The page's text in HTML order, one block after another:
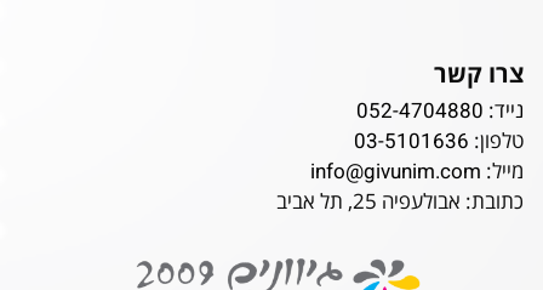
צרו קשר
נייד: 052-4704880
טלפון: 03-5101636
מייל: info@givunim.com
כתובת: אבולעפיה 25, תל אביב